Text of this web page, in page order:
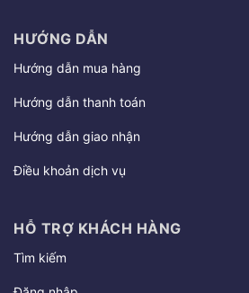
HƯỚNG DẪN
Hướng dẫn mua hàng
Hướng dẫn thanh toán
Hướng dẫn giao nhận
Điều khoản dịch vụ
HỖ TRỢ KHÁCH HÀNG
Tìm kiếm